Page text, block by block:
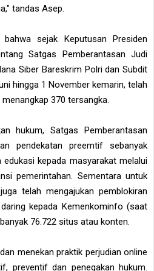
tandas Asep.
sejak Keputusan Presiden
Satgas Pemberantasan Judi
Siber Bareskrim Polri dan Subdit
hingga 1 November kemarin, telah
370 tersangka.
hukum, Satgas Pemberantasan
pendekatan preemtif sebanyak
edukasi kepada masyarakat melalui
pemerintahan. Sementara untuk
telah mengajukan pemblokiran
kepada Kemenkominfo (saat
76.722 situs atau konten.
menekan praktik perjudian online
preventif dan penegakan hukum.